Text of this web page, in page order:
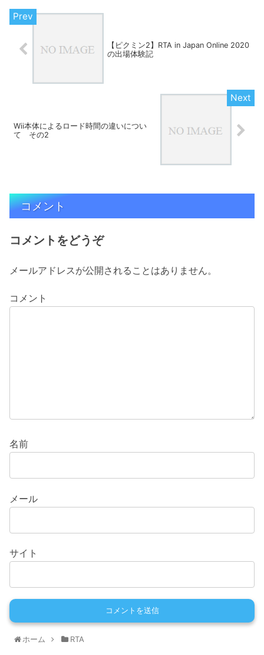
【ピクミン2】RTA in Japan Online 2020
の出場体験記
Wii本体によるロード時間の違いについ
て その2
コメント
コメントをどうぞ
メールアドレスが公開されることはありません。
コメント
名前
メール
サイト
ホーム RTA